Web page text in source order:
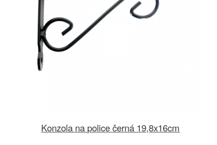
Konzola na police černá 19,8x16cm